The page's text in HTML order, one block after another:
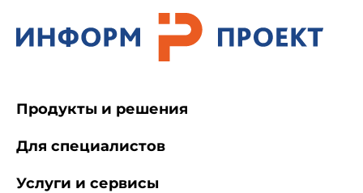
Продукты и решения
Для специалистов
Услуги и сервисы